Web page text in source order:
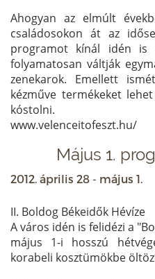
Ahogyan az elmúlt
családosokon át az
programot kínál idén is
folyamatosan váltják
zenekarok. Emellett
kézműve termékeket
kóstolni.
www.velenceitofeszt.hu/
Május 1.
2012. április 28 - május 1.
II. Boldog Békeidők Hévíze
A város idén is felidézi a
május 1-i hosszú
korabeli kosztümökbe